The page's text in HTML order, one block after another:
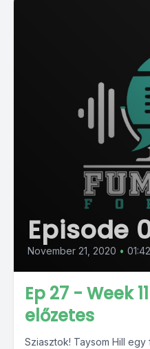
Episode
November 21, 2020 •
Ep 27 - Week
előzetes
Sziasztok! Taysom Hill egy